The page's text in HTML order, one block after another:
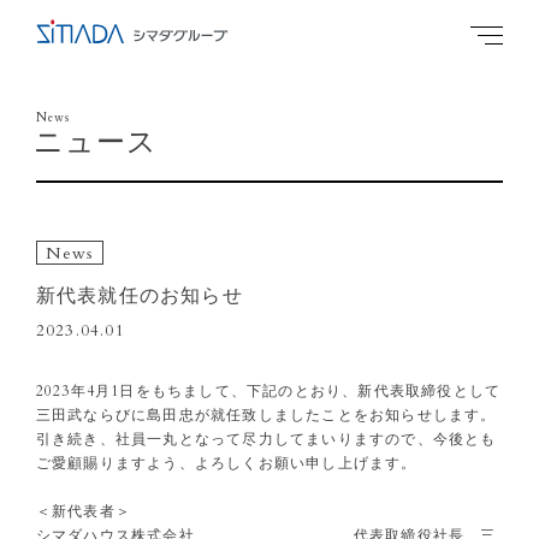
News
ニュース
News
新代表就任のお知らせ
2023.04.01
2023年4月1日をもちまして、下記のとおり、新代表取締役として
三田武ならびに島田忠が就任致しましたことをお知らせします。
引き続き、社員一丸となって尽力してまいりますので、今後とも
ご愛顧賜りますよう、よろしくお願い申し上げます。
＜新代表者＞